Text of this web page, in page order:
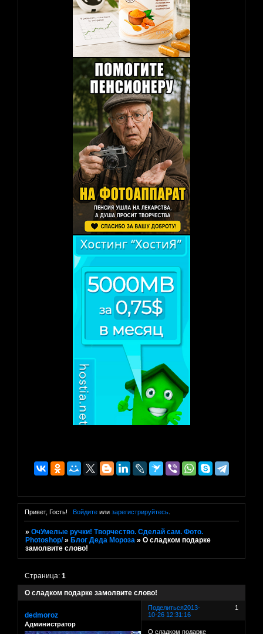
Привет, Гость! Войдитеили зарегистрируйтесь.
»ОчУмелые ручки! Творчество. Сделай сам. Фото.
Photoshop/ » Блог Деда Мороза »О сладком подарке
замолвите слово!
О сладком подарке замолвите слово!
Страница:1
Поделиться 1
2013-
10-26 12:31:16
dedmoroz
Администратор
О сладком подарке